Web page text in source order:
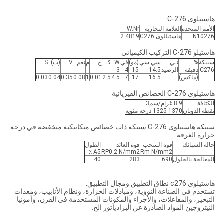
هاستيلوى C-276
الأمم المتحدة العلامة التجارية
W.Nr
N10276
هاستيللوى C276 2.4819
هاستيلو C-276 التركيب الكيميائي
سبيكة% نـي سي سي(مو) فيW كـ ج منعم V (ب) S
C276 دقيقة. الرصيد14.5
15
4
3
(ماكس)
16.5
17
7
4.5
2.5
0.01
1
0.08
0.35
0.04
0.03
هاستيلوى C-276 الخصائص الفيزيائية
الكثافة
8.9 غرام/سم3
نقطة الذوبان 1325-1370 درجة مئوية
سبيكة هاستيلوى C-276 سبيكة ذات خصائص ميكانيكية منخفضة في درجة
حرارة الغرفة
حالة السبائك
قوة السحب
Rm N/mm2
قوة العائد
RP0.2 N/mm2
الطول
A5 ٪
المعالجة بالحلول 690
283
40
هاستيلوى c276 نطاق التطبيق ومجال التطبيق:
تستخدم في الصناعة النووية، ومبادلات الحرارة، ونظام الأنابيب، ومعدات
التبخير، والمفاعلات، والأجزاء والمكونات المستخدمة في الفرن، وأمونيا
النيتروجين المواد الصادرة عن البرادياتور الخ.